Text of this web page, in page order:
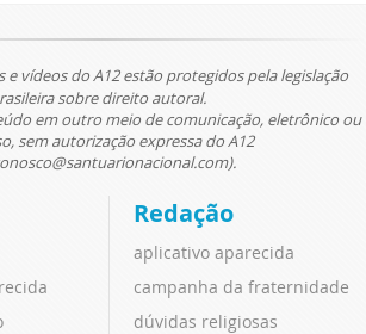
e vídeos do A12 estão protegidos pela legislação
sobre direito autoral.
em outro meio de comunicação, eletrônico ou
sem autorização expressa do A12
Redação
aplicativo aparecida
campanha da fraternidade
dúvidas religiosas